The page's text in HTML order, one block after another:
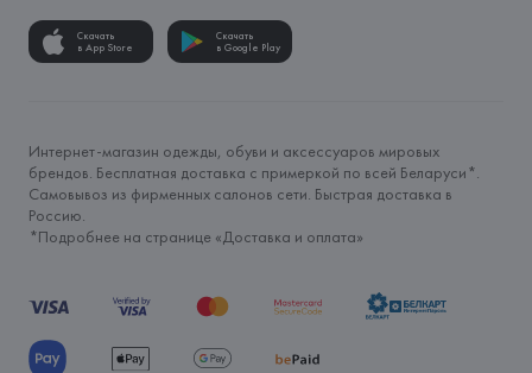
Скачать
в App Store
Скачать
в Google Play
Интернет-магазин одежды, обуви и аксессуаров мировых
брендов. Бесплатная доставка с примеркой по всей Беларуси*.
Самовывоз из фирменных салонов сети. Быстрая доставка в
Россию.
*Подробнее на странице «Доставка и оплата»